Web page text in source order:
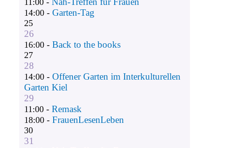
11:00 -
14:00 -Garten-Tag
25
26
16:00 -Back to the books
27
28
14:00 -Offener Garten im Interkulturellen
Garten Kiel
29
11:00 -Remask
18:00 -FrauenLesenLeben
30
31